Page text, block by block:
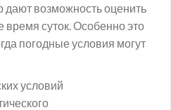
возможность оценить
суток. Особенно это
погодные условия могут
условий